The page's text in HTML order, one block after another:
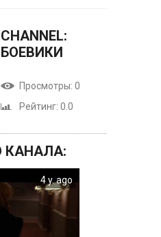
CHANNEL:
БОЕВИКИ
Просмотры: 0
Рейтинг: 0.0
КАНАЛА:
4 y. ago